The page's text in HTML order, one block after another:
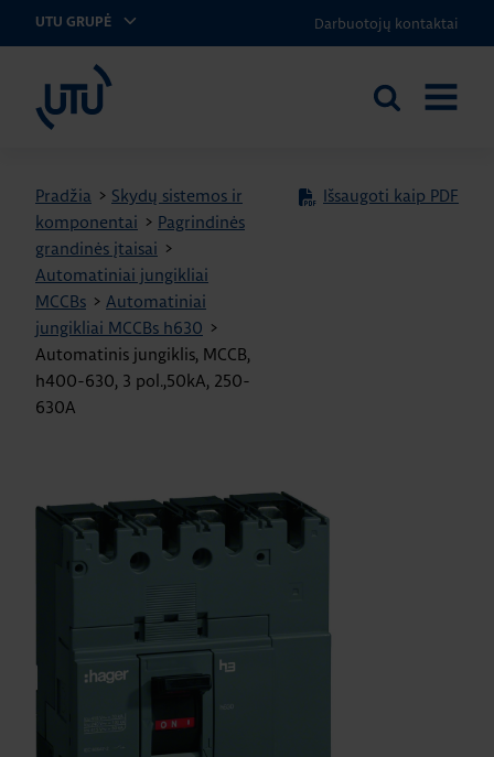
UTU GRUPĖ Darbuotojų kontaktai
UTU Lithuania
Ieškoti
Pradžia > Skydų sistemos ir
komponentai > Pagrindinės
grandinės įtaisai >
Automatiniai jungikliai
MCCBs > Automatiniai
jungikliai MCCBs h630 >
Automatinis jungiklis, MCCB,
h400-630, 3 pol.,50kA, 250-
630A
Išsaugoti kaip PDF